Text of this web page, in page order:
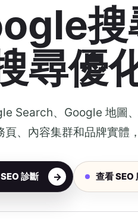
搜
尋優
Search、Google 地圖
頁、內容集群和品牌實體
診斷 查看 SEO